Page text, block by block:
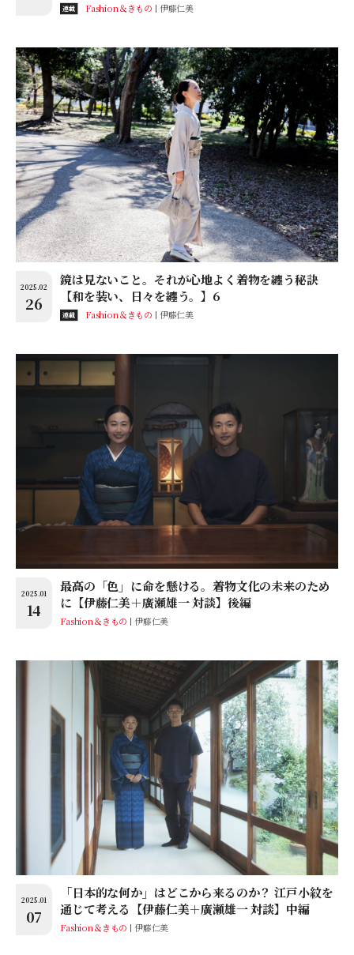
連載 Fashion＆きもの 伊藤仁美
2025.02
26
鏡は見ないこと。それが心地よく着物を纏う秘訣
【和を装い、日々を纏う。】6
連載 Fashion＆きもの 伊藤仁美
2025.01
14
最高の「色」に命を懸ける。着物文化の未来のため
に【伊藤仁美＋廣瀬雄一 対談】後編
Fashion＆きもの 伊藤仁美
2025.01
07
「日本的な何か」はどこから来るのか？ 江戸小紋を
通じて考える【伊藤仁美＋廣瀬雄一 対談】中編
Fashion＆きもの 伊藤仁美